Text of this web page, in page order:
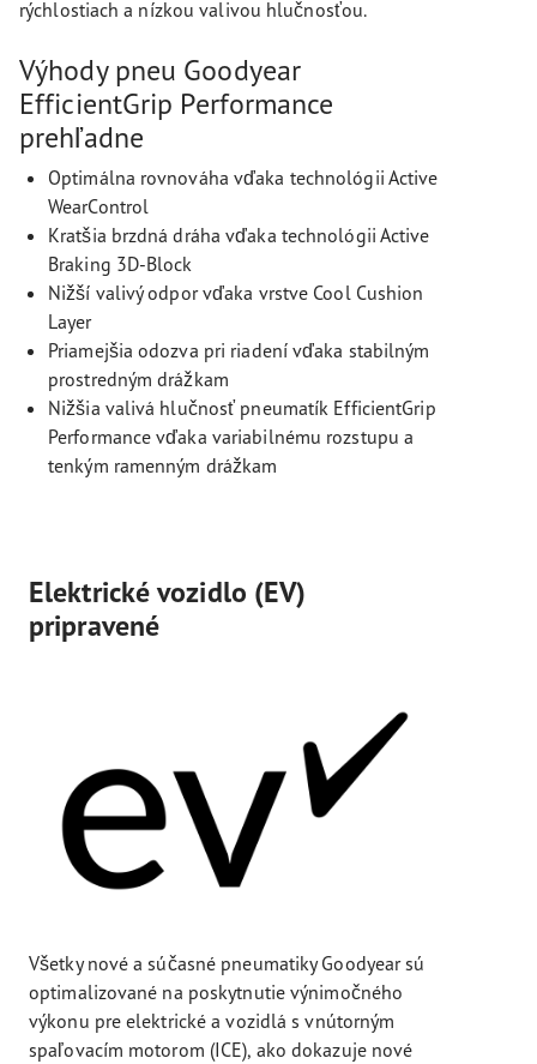
rýchlostiach a nízkou valivou hlučnosťou.
Výhody pneu Goodyear
EfficientGrip Performance
prehľadne
Optimálna rovnováha vďaka technológii Active
WearControl
Kratšia brzdná dráha vďaka technológii Active
Braking 3D-Block
Nižší valivý odpor vďaka vrstve Cool Cushion
Layer
Priamejšia odozva pri riadení vďaka stabilným
prostredným drážkam
Nižšia valivá hlučnosť pneumatík EfficientGrip
Performance vďaka variabilnému rozstupu a
tenkým ramenným drážkam
Elektrické vozidlo (EV)
pripravené
Všetky nové a súčasné pneumatiky Goodyear sú
optimalizované na poskytnutie výnimočného
výkonu pre elektrické a vozidlá s vnútorným
spaľovacím motorom (ICE), ako dokazuje nové